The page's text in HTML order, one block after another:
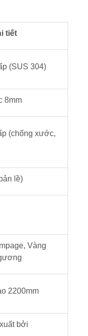
tiết
(SUS 304)
8mm
(chống xước,
lề)
Vàng
2200mm
bởi